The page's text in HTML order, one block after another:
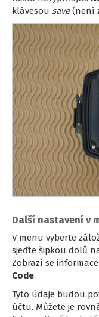
klávesou save(není
Další nastavení v
V menu vyberte
sjeďte šipkou dolů
Zobrazí se
Code.
Tyto údaje budou
účtu. Můžete je